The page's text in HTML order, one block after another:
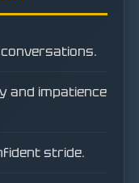
and impatience
stride.